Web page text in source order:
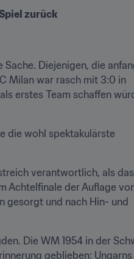
zurück
Diejenigen, die
Milan war rasch mit 3:0 in
erstes Team schaffen
die wohl spektakulärste
verantwortlich, als das
Achtelfinale der Auflage
gesorgt und nach Hin- und
Die WM 1954 in der